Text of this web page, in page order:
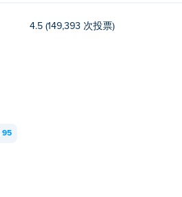
4.5 (149,393 次投票)
95